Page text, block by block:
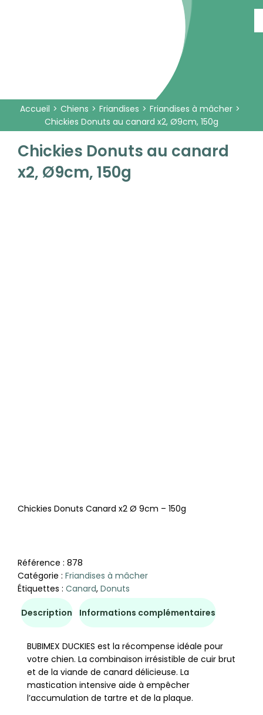
Accueil Chiens Friandises
Friandises à mâcher
Chickies Donuts au canard x2, Ø9cm, 150g
Chickies Donuts au canard
x2, Ø9cm, 150g
Chickies Donuts Canard x2 Ø 9cm – 150g
Référence : 878
Catégorie : Friandises à mâcher
Étiquettes : Canard, Donuts
Description Informations complémentaires
BUBIMEX DUCKIES est la récompense idéale pour
votre chien. La combinaison irrésistible de cuir brut
et de la viande de canard délicieuse. La
mastication intensive aide à empêcher
l’accumulation de tartre et de la plaque.